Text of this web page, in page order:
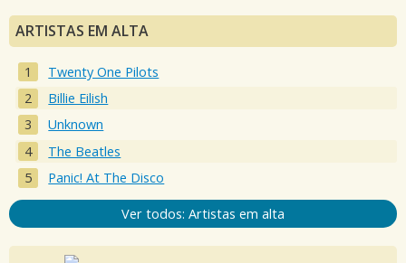
ARTISTAS EM ALTA
Twenty One Pilots
Billie Eilish
Unknown
The Beatles
Panic! At The Disco
Ver todos: Artistas em alta